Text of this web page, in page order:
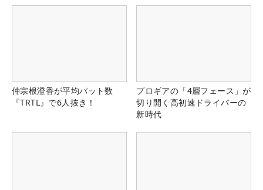
仲宗根澄香が平均パット数
『TRTL』で6人抜き！
プロギアの「4層フェース」が
切り開く高初速ドライバーの
新時代